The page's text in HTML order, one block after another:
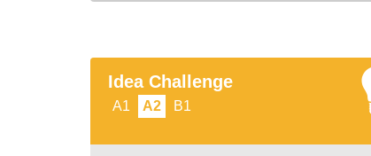
Idea Challenge
A1 A2 B1